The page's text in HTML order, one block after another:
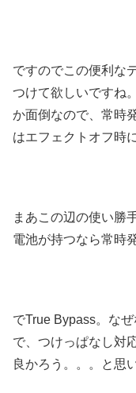
ですのでこの便利な
つけて欲しいですね
か面倒なので、常時
はエフェクトオフ時
まあこの辺の使い勝
電池が持つなら常時
でTrue Bypass。な
で、つけっぱなし対
良かろう。。。と思